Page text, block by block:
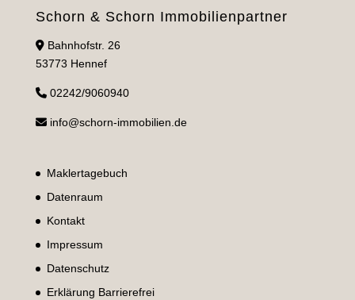
Schorn & Schorn Immobilienpartner
Bahnhofstr. 26
53773 Hennef
02242/9060940
info@schorn-immobilien.de
Maklertagebuch
Datenraum
Kontakt
Impressum
Datenschutz
Erklärung Barrierefrei